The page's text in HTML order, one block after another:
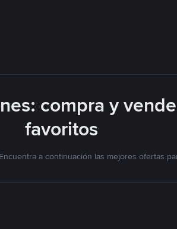
compra y
favoritos
a continuación las mejores ofertas